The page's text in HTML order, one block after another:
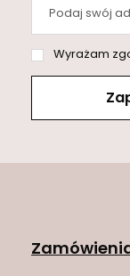
Podaj swój
Wyrażam zgodę na przetwarzanie